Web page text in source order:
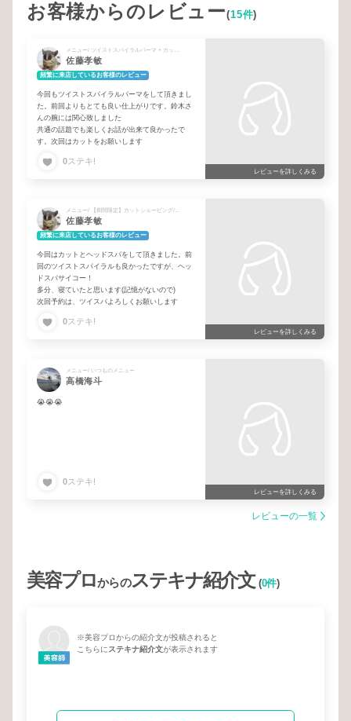
お客様からのレビュー(15件)
佐藤孝敏
頻繁に来店しているお客様のレビュー
今回もツイストスパイラルパーマをして頂きまし
た。前回よりもとても良い仕上がりです。鈴木さ
んの腕には関心致しました
共通の話題でも楽しくお話が出来て良かったで
す。次回はカットをお願いします
0ステキ!
レビューを詳しくみる
佐藤孝敏
頻繁に来店しているお客様のレビュー
今回はカットとヘッドスパをして頂きました。前
回のツイストスパイラルも良かったですが、ヘッ
ドスパサイコー！
多分、寝ていたと思います(記憶がないので)
次回予約は、ツイスパよろしくお願いします
0ステキ!
レビューを詳しくみる
メニュー/ いつものメニュー
高橋海斗
😭😭😭
0ステキ!
レビューを詳しくみる
レビューの一覧
美容プロからのステキナ紹介文(0件)
※美容プロからの紹介文が投稿されると
こちらにステキナ紹介文が表示されます